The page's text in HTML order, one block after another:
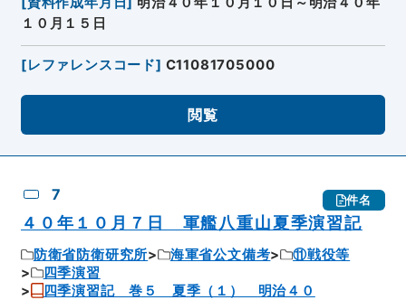
１０月１５日
[レファレンスコード] C11081705000
閲覧
7 件名
４０年１０月７日 軍艦八重山夏季演習記
防衛省防衛研究所 海軍省公文備考
⑪戦役等
四季演習
四季演習記 巻５ 夏季（１） 明治４０